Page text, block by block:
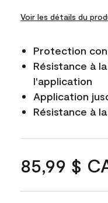
Voir les détails du
Protection
Résistance à
l'application
Application
Résistance à
85,99 $